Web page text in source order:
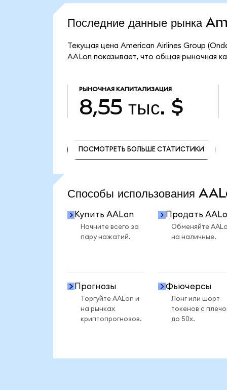
Последние данные рынка
Текущая цена American Airlines Group
AALon показывает, что общая рыночная
РЫНОЧНАЯ КАПИТАЛИЗАЦИЯ
8,55 тыс. $
ПОСМОТРЕТЬ БОЛЬШЕ СТАТИСТИКИ
Способы использования
Купить AALon
Начните всего за
пару нажатий.
Продать
Обменяйте
на наличные.
Прогнозы
Торгуйте AALon и
на рынках
криптопрогнозов.
Фьючерсы
Лонг или шорт
токенов с
до 50x.